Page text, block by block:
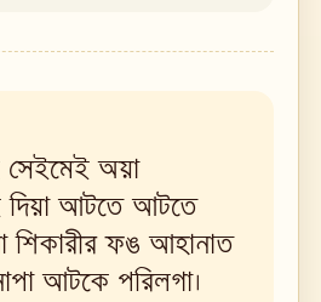
সেইমেই অয়া
দিয়া আটতে আটতে
শিকারীর ফঙ আহানাত
আটকে পরিলগা।